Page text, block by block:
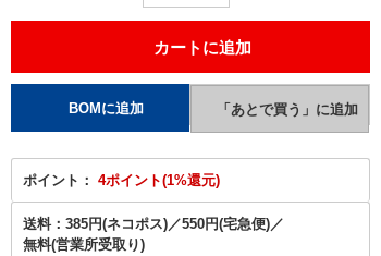
ポイント： 4ポイント(1%還元)
送料： 385円(ネコポス)／550円(宅急便)／
無料(営業所受取り)